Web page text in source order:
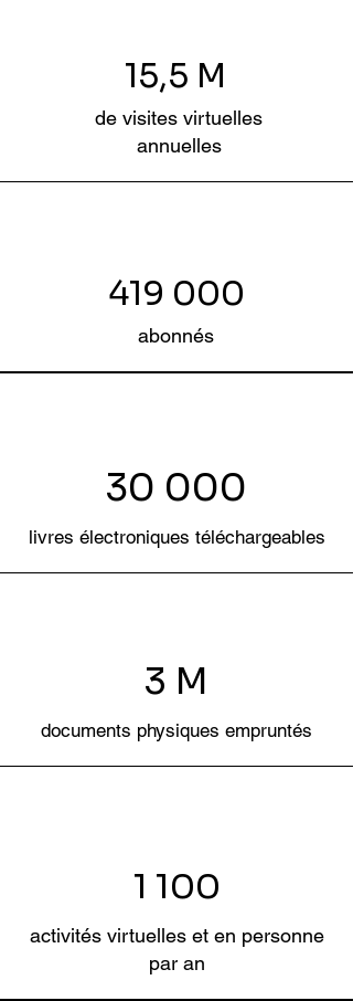
50 M
documents numériques empruntés
ou consultés en ligne
15,5 M
de visites virtuelles
annuelles
419 000
abonnés
30 000
livres électroniques téléchargeables
3 M
documents physiques empruntés​
1 100
activités virtuelles et en personne
par an